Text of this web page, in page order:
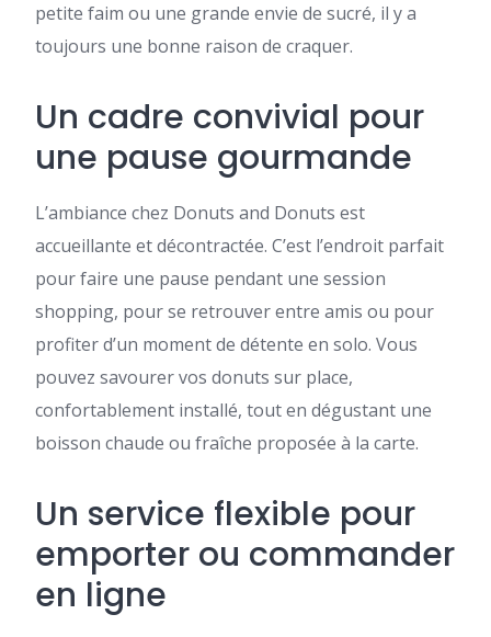
petite faim ou une grande envie de sucré, il y a
toujours une bonne raison de craquer.
Un cadre convivial pour
une pause gourmande
L’ambiance chez Donuts and Donuts est
accueillante et décontractée. C’est l’endroit parfait
pour faire une pause pendant une session
shopping, pour se retrouver entre amis ou pour
profiter d’un moment de détente en solo. Vous
pouvez savourer vos donuts sur place,
confortablement installé, tout en dégustant une
boisson chaude ou fraîche proposée à la carte.
Un service flexible pour
emporter ou commander
en ligne